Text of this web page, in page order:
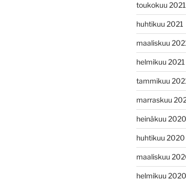
toukokuu 2021
huhtikuu 2021
maaliskuu
helmikuu 2021
tammikuu
marraskuu
heinäkuu 2020
huhtikuu 2020
maaliskuu
helmikuu 2020